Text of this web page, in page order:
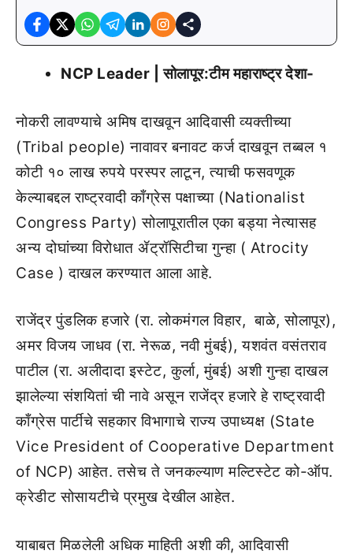
NCP Leader | सोलापूर:टीम महाराष्ट्र देशा-
नोकरी लावण्याचे अमिष दाखवून आदिवासी व्यक्तीच्या
(Tribal people) नावावर बनावट कर्ज दाखवून तब्बल १
कोटी १० लाख रुपये परस्पर लाटून, त्याची फसवणूक
केल्याबद्दल राष्ट्रवादी काँग्रेस पक्षाच्या (Nationalist
Congress Party) सोलापूरातील एका बड्या नेत्यासह
अन्य दोघांच्या विरोधात ॲट्रॉसिटीचा गुन्हा ( Atrocity
Case ) दाखल करण्यात आला आहे.
राजेंद्र पुंडलिक हजारे (रा. लोकमंगल विहार, बाळे, सोलापूर),
अमर विजय जाधव (रा. नेरूळ, नवी मुंबई), यशवंत वसंतराव
पाटील (रा. अलीदादा इस्टेट, कुर्ला, मुंबई) अशी गुन्हा दाखल
झालेल्या संशयितां ची नावे असून राजेंद्र हजारे हे राष्ट्रवादी
काँग्रेस पार्टीचे सहकार विभागाचे राज्य उपाध्यक्ष (State
Vice President of Cooperative Department
of NCP) आहेत. तसेच ते जनकल्याण मल्टिस्टेट को-ऑप.
क्रेडीट सोसायटीचे प्रमुख देखील आहेत.
याबाबत मिळलेली अधिक माहिती अशी की, आदिवासी